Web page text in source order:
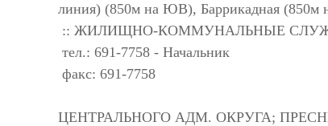
линия) (850м на ЮВ), Баррикадная (850м
:: ЖИЛИЩНО-КОММУНАЛЬНЫЕ
тел.: 691-7758 - Начальник
факс: 691-7758
ЦЕНТРАЛЬНОГО АДМ. ОКРУГА;